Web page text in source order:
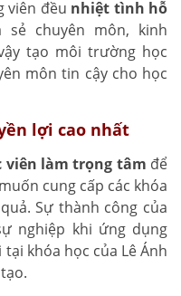
viên đều nhiệt tình hỗ
sẻ chuyên môn, kinh
tạo môi trường học
môn tin cậy cho học
lợi cao nhất
viên làm trọng tâm để
cung cấp các khóa
Sự thành công của
nghiệp khi ứng dụng
khóa học của Lê Ánh